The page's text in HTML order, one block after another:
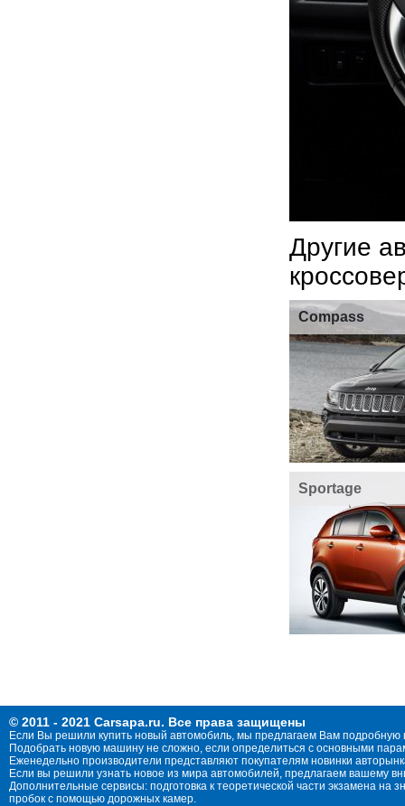
Другие
Compass
Sportage
© 2011 - 2021 Carsapa.ru. Все права защищены
Если Вы решили купить новый автомобиль, мы предлагаем Вам
Подобрать новую машину не сложно, если определиться с основными
Еженедельно производители представляют покупателям новинки
Если вы решили узнать новое из мира автомобилей, предлагаем вашему
Дополнительные сервисы: подготовка к теоретической части экзамена
пробок с помощью дорожных камер.